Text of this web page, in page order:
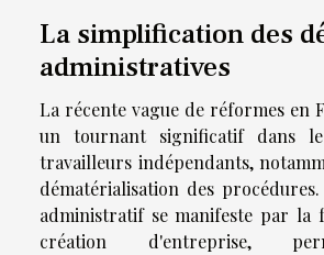
La simplification des
administratives
La récente vague de réformes en
un tournant significatif dans
travailleurs indépendants,
dématérialisation des
administratif se manifeste par la
création d'entreprise,